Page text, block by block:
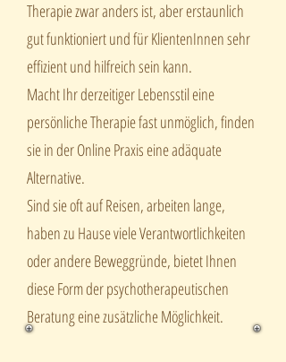
Therapie zwar anders ist, aber erstaunlich
gut funktioniert und für KlientenInnen sehr
effizient und hilfreich sein kann.
Macht Ihr derzeitiger Lebensstil eine
persönliche Therapie fast unmöglich, finden
sie in der Online Praxis eine adäquate
Alternative.
Sind sie oft auf Reisen, arbeiten lange,
haben zu Hause viele Verantwortlichkeiten
oder andere Beweggründe, bietet Ihnen
diese Form der psychotherapeutischen
Beratung eine zusätzliche Möglichkeit.